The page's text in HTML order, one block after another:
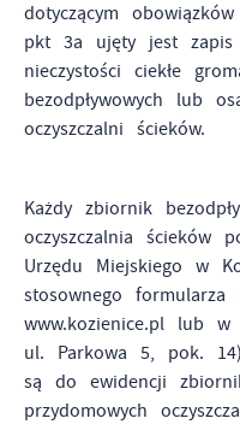
dotyczącym
pkt 3a ujęty jest
nieczystości ciekłe
bezodpływowych lub
oczyszczalni ścieków.
Każdy zbiornik
oczyszczalnia ścieków
Urzędu Miejskiego w
stosownego
www.kozienice.pl lub
ul. Parkowa 5, pok.
są do ewidencji
przydomowych
naszych komunikatów na
upodobań oraz Twoich
witryny internetowej.
na stronach podmiotów
partnerami oraz innych
w charakterze